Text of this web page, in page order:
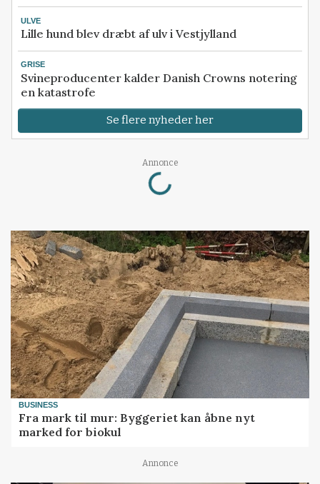
ULVE
Lille hund blev dræbt af ulv i Vestjylland
GRISE
Svineproducenter kalder Danish Crowns notering
en katastrofe
Se flere nyheder her
Annonce
Loading...
BUSINESS
Fra mark til mur: Byggeriet kan åbne nyt
marked for biokul
Annonce